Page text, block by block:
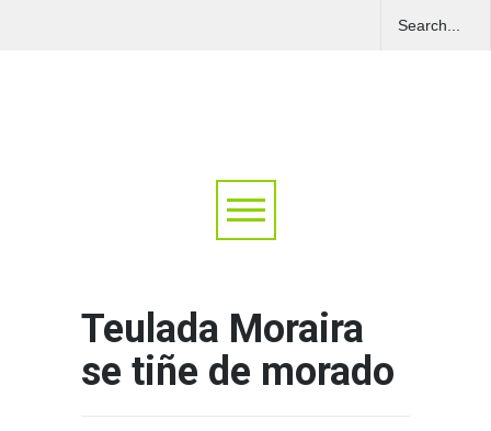
Teulada Moraira
se tiñe de morado